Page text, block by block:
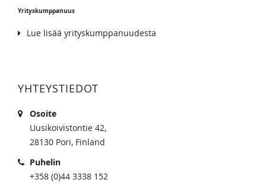
Yrityskumppanuus
Lue lisää yrityskumppanuudesta
YHTEYSTIEDOT
Osoite
Uusikoivistontie 42,
28130 Pori, Finland
Puhelin
+358 (0)44 3338 152